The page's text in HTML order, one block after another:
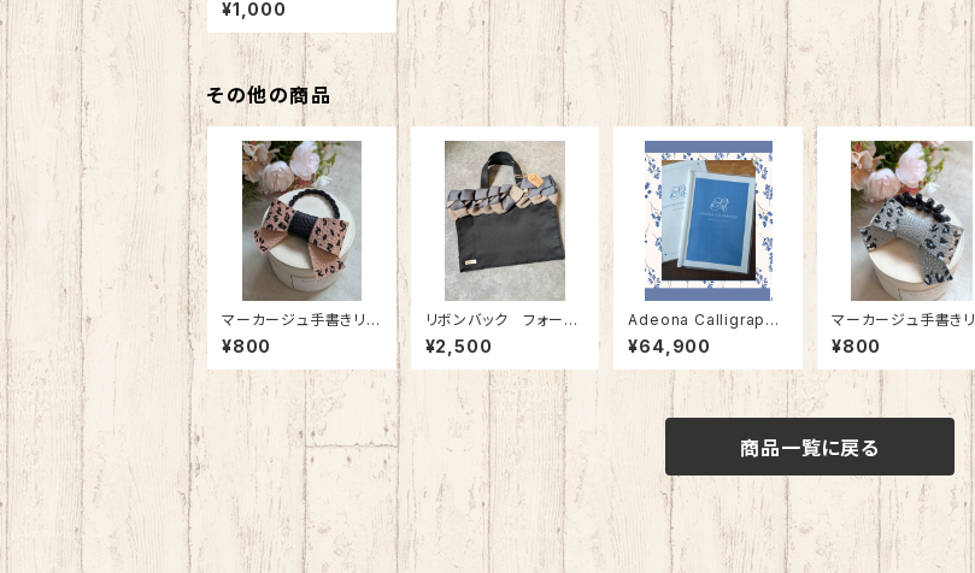
¥1,000
その他の商品
マーカージュ手書きリ
ボン
¥800
リボンバック フォーマ
ルバック 特別展示品
¥2,500
Adeona Calligraphy
初級コース
¥64,900
マーカージュ手書きリ
ボン
¥800
商品一覧に戻る